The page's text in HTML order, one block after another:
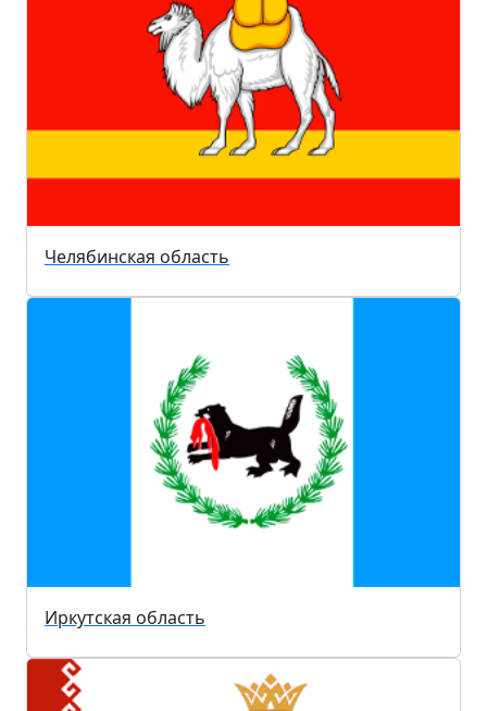
Челябинская область
Иркутская область